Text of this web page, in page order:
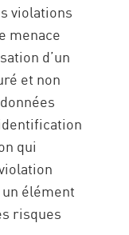
violations
menace
d’un
et non
qui
élément
risques